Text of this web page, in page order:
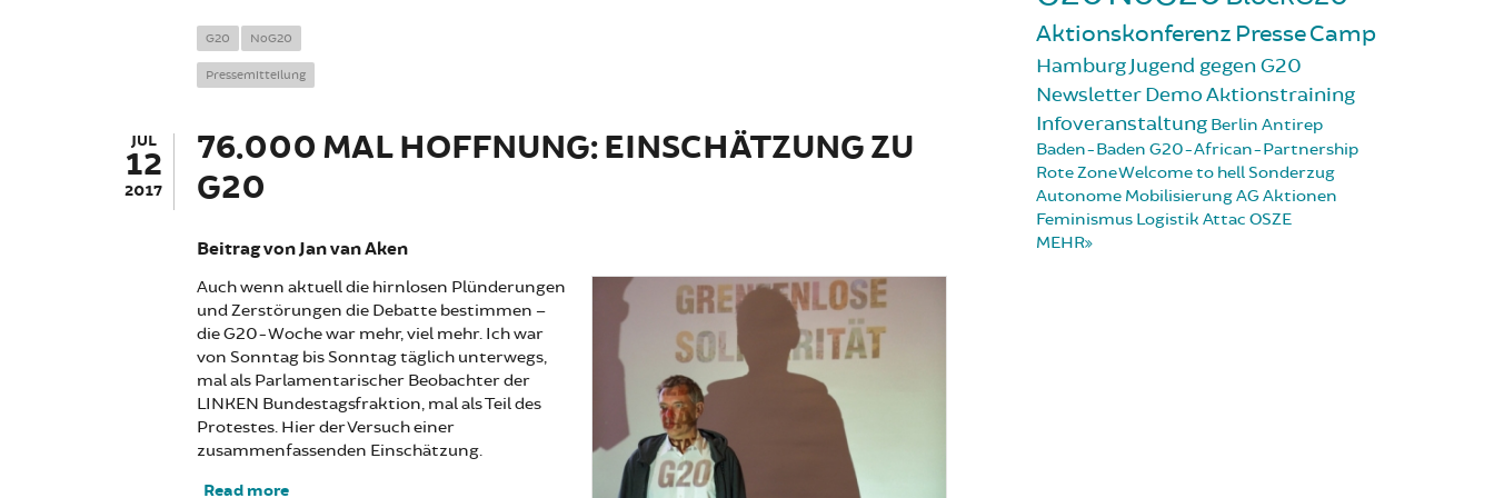
G20 NoG20
Pressemitteilung
JUL
12
2017
76.000 MAL HOFFNUNG: EINSCHÄTZUNG ZU
G20
Beitrag von Jan van Aken
Auch wenn aktuell die hirnlosen Plünderungen
und Zerstörungen die Debatte bestimmen –
die G20-Woche war mehr, viel mehr. Ich war
von Sonntag bis Sonntag täglich unterwegs,
mal als Parlamentarischer Beobachter der
LINKEN Bundestagsfraktion, mal als Teil des
Protestes. Hier der Versuch einer
zusammenfassenden Einschätzung.
Read more about 76.000 mal Hoffnung: Einschätzung zu G20
Aktionskonferenz PresseCamp
HamburgJugend gegen G20
NewsletterDemoAktionstraining
Infoveranstaltung Berlin Antirep
Baden-Baden G20-African-Partnership
Rote ZoneWelcome to hellSonderzug
Autonome MobilisierungAG Aktionen
Feminismus Logistik Attac OSZE
MEHR